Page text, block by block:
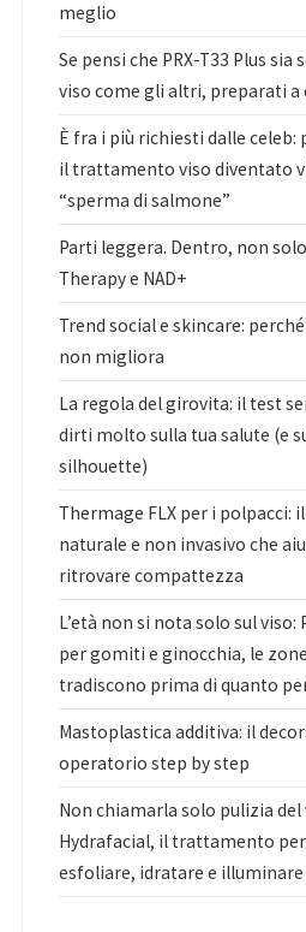
meglio
Se pensi che PRX-T33 Plus sia
viso come gli altri, preparati a
È fra i più richiesti dalle
il trattamento viso diventato
“sperma di salmone”
Parti leggera. Dentro, non
Therapy e NAD+
Trend social e skincare:
non migliora
La regola del girovita: il test
dirti molto sulla tua salute (e
silhouette)
Thermage FLX per i polpacci:
naturale e non invasivo che
ritrovare compattezza
L’età non si nota solo sul
per gomiti e ginocchia, le
tradiscono prima di quanto
Mastoplastica additiva: il
operatorio step by step
Non chiamarla solo pulizia del
Hydrafacial, il trattamento
esfoliare, idratare e illuminare